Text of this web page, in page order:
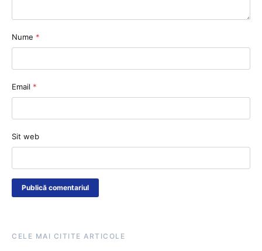
Nume *
Email *
Sit web
CELE MAI CITITE ARTICOLE